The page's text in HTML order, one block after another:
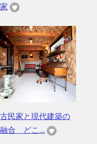
家
古民家と現代建築の
融合 どこ...